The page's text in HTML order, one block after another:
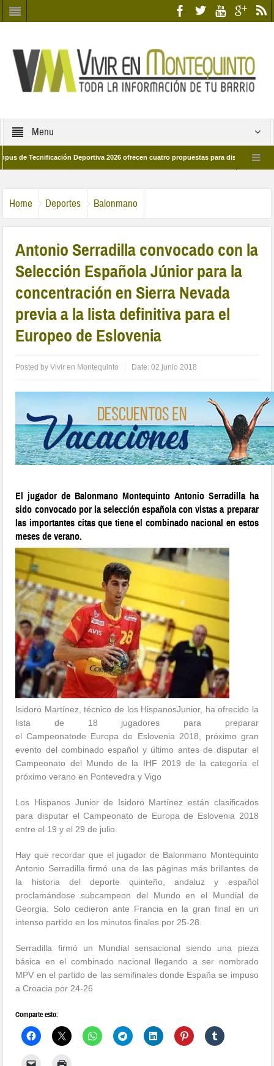
Menu
Tecnificación Deportiva 2026 ofrecen cuatro propuestas para disfrutar del deporte
Home Deportes Balonmano
Antonio Serradilla convocado con la
Selección Española Júnior para la
concentración en Sierra Nevada
previa a la lista definitiva para el
Europeo de Eslovenia
Posted byVivir en Montequinto Date:02 junio 2018
El jugador de Balonmano Montequinto Antonio Serradilla ha
sido convocado por la selección española con vistas a preparar
las importantes citas que tiene el combinado nacional en estos
meses de verano.
Isidoro Martínez, técnico de los HispanosJunior, ha ofrecido la
lista de 18 jugadores para preparar
el Campeonatode Europa de Eslovenia 2018, próximo gran
evento del combinado español y último antes de disputar el
Campeonato del Mundo de la IHF 2019 de la categoría el
próximo verano en Pontevedra y Vigo
Los Hispanos Junior de Isidoro Martínez están clasificados
para disputar el Campeonato de Europa de Eslovenia 2018
entre el 19 y el 29 de julio.
Hay que recordar que el jugador de Balonmano Montequinto
Antonio Serradilla firmó una de las páginas más brillantes de
la historia del deporte quinteño, andaluz y español
proclamándose subcampeon del Mundo en el Mundial de
Georgia. Solo cedieron ante Francia en la gran final en un
intenso partido en los minutos finales por 25-28.
Serradilla firmó un Mundial sensacional siendo una pieza
básica en el combinado nacional llegando a ser nombrado
MPV en el partido de las semifinales donde España se impuso
a Croacia por 24-26
Comparte esto: